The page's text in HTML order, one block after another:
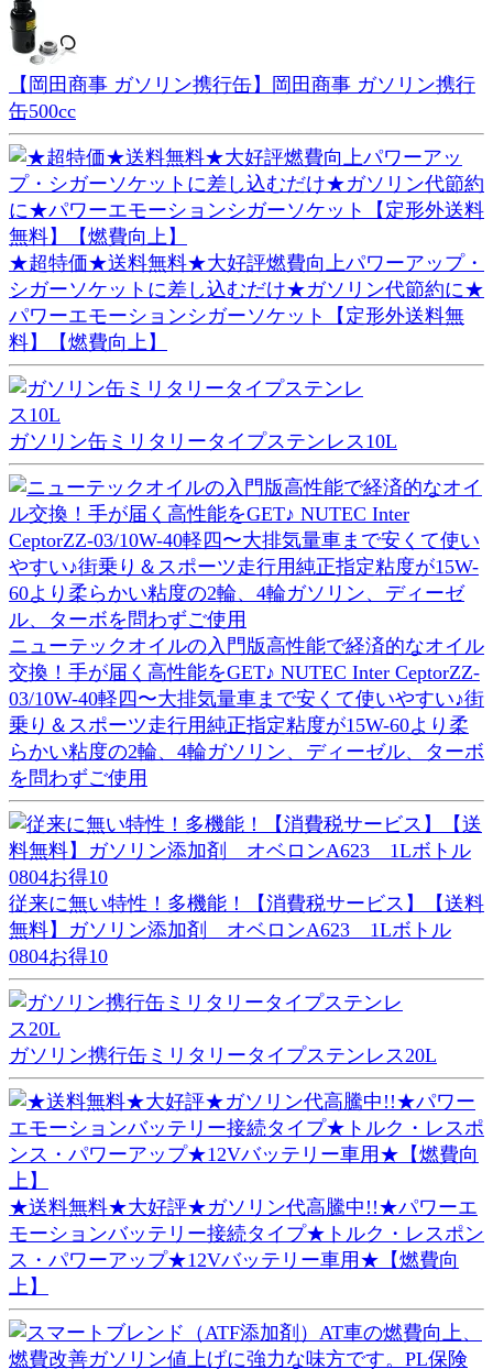
【岡田商事 ガソリン携行缶】岡田商事 ガソリン携行
缶500cc
★超特価★送料無料★大好評燃費向上パワーアップ・
シガーソケットに差し込むだけ★ガソリン代節約に★
パワーエモーションシガーソケット【定形外送料無
料】【燃費向上】
ガソリン缶ミリタリータイプステンレス10L
ニューテックオイルの入門版高性能で経済的なオイル
交換！手が届く高性能をGET♪ NUTEC Inter CeptorZZ-
03/10W-40軽四〜大排気量車まで安くて使いやすい♪街
乗り＆スポーツ走行用純正指定粘度が15W-60より柔
らかい粘度の2輪、4輪ガソリン、ディーゼル、ターボ
を問わずご使用
従来に無い特性！多機能！【消費税サービス】【送料
無料】ガソリン添加剤 オベロンA623 1Lボトル
0804お得10
ガソリン携行缶ミリタリータイプステンレス20L
★送料無料★大好評★ガソリン代高騰中!!★パワーエ
モーションバッテリー接続タイプ★トルク・レスポン
ス・パワーアップ★12Vバッテリー車用★【燃費向
上】